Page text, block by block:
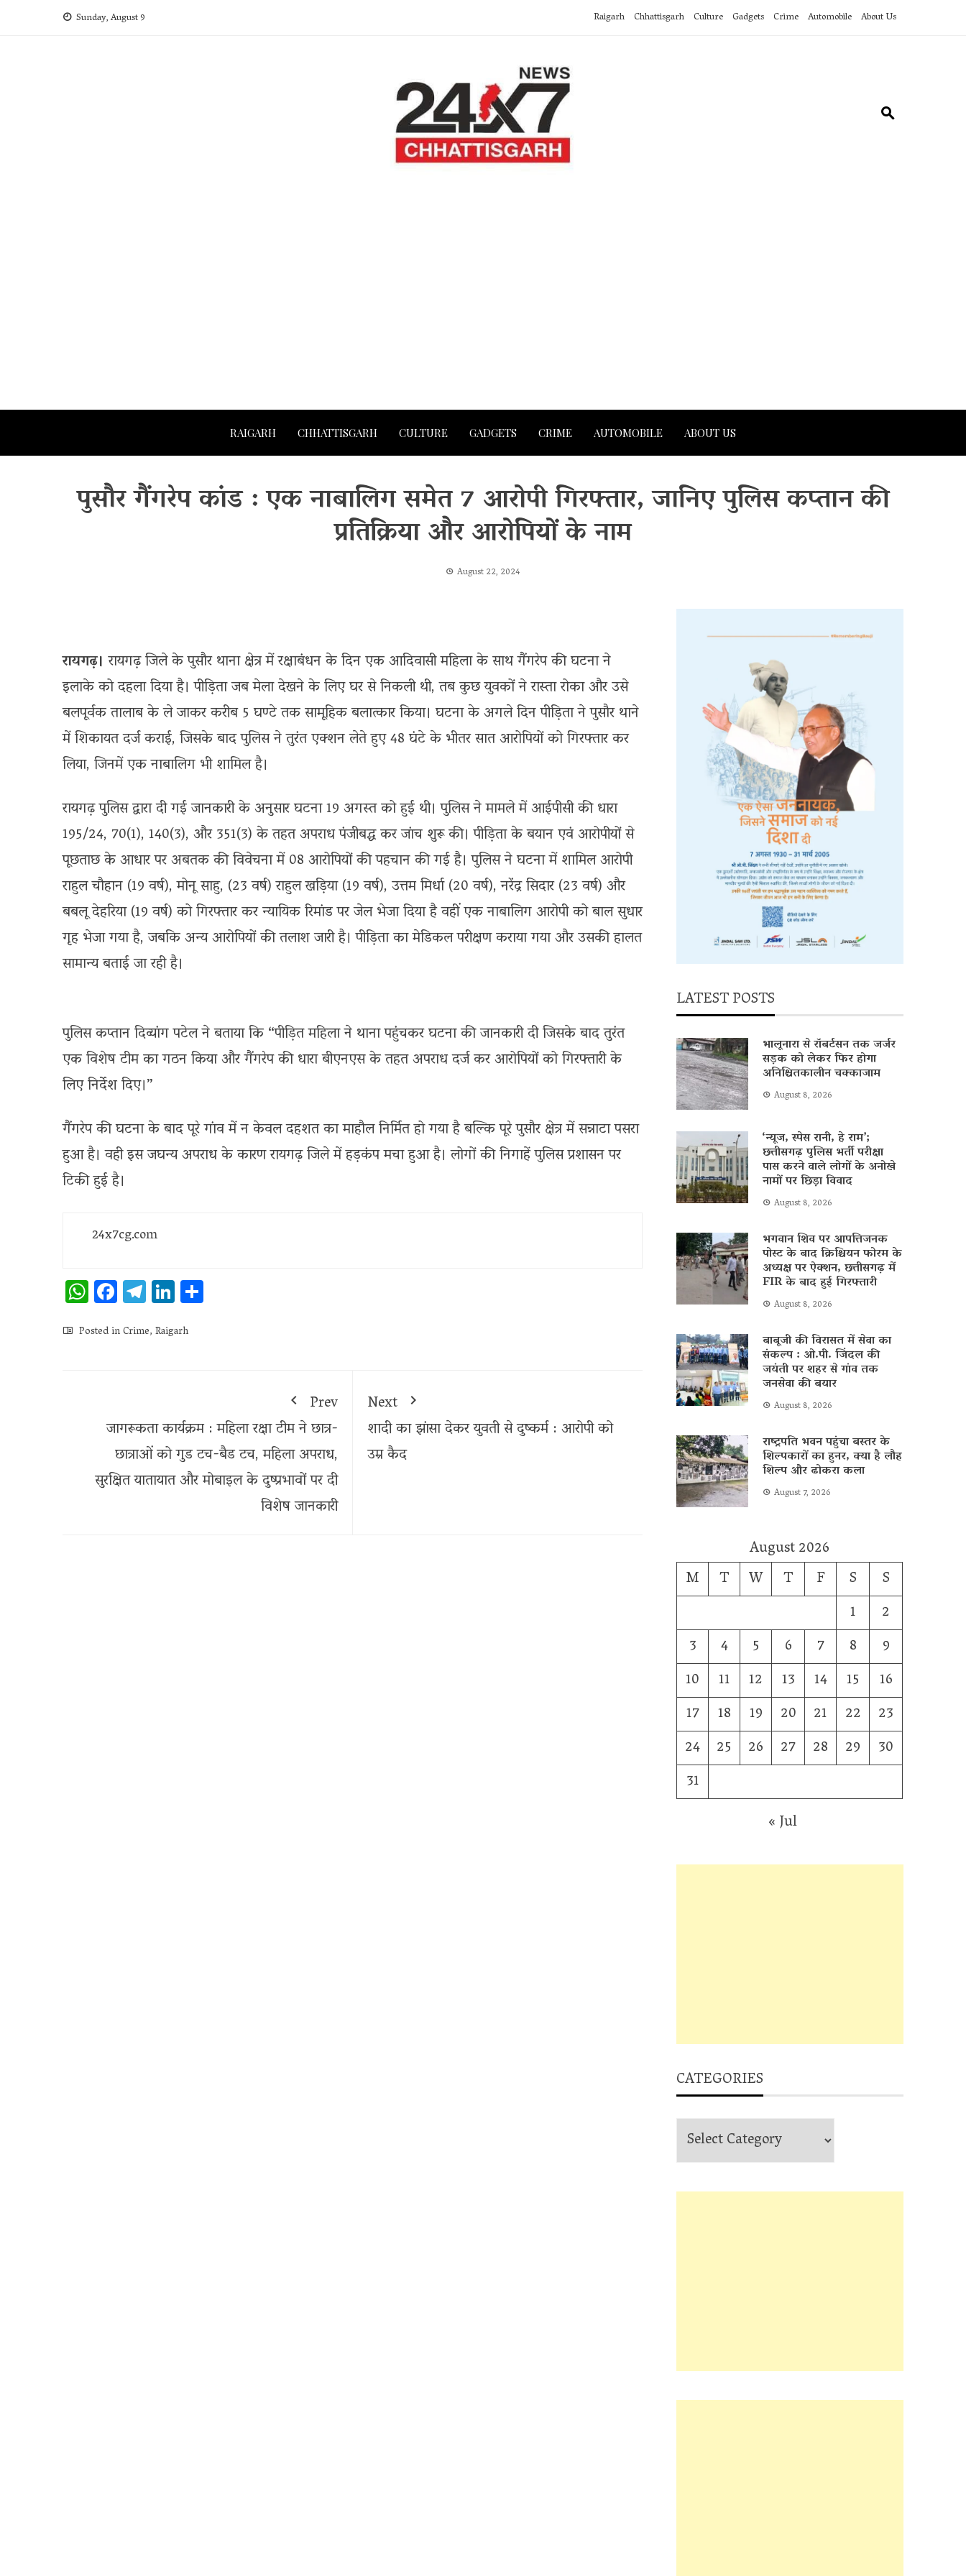
Sunday, August 9 Raigarh Chhattisgarh Culture Gadgets Crime Automobile About Us
RAIGARH CHHATTISGARH CULTURE GADGETS CRIME AUTOMOBILE ABOUT US
पुसौर गैंगरेप कांड : एक नाबालिग समेत 7 आरोपी गिरफ्तार, जानिए पुलिस कप्तान की
प्रतिक्रिया और आरोपियों के नाम
August 22, 2024
रायगढ़। रायगढ़ जिले के पुसौर थाना क्षेत्र में रक्षाबंधन के दिन एक आदिवासी महिला के साथ गैंगरेप की घटना ने
इलाके को दहला दिया है। पीड़िता जब मेला देखने के लिए घर से निकली थी, तब कुछ युवकों ने रास्ता रोका और उसे
बलपूर्वक तालाब के ले जाकर करीब 5 घण्टे तक सामूहिक बलात्कार किया। घटना के अगले दिन पीड़िता ने पुसौर थाने
में शिकायत दर्ज कराई, जिसके बाद पुलिस ने तुरंत एक्शन लेते हुए 48 घंटे के भीतर सात आरोपियों को गिरफ्तार कर
लिया, जिनमें एक नाबालिग भी शामिल है।
रायगढ़ पुलिस द्वारा दी गई जानकारी के अनुसार घटना 19 अगस्त को हुई थी। पुलिस ने मामले में आईपीसी की धारा
195/24, 70(1), 140(3), और 351(3) के तहत अपराध पंजीबद्ध कर जांच शुरू की। पीड़िता के बयान एवं आरोपीयों से
पूछताछ के आधार पर अबतक की विवेचना में 08 आरोपियों की पहचान की गई है। पुलिस ने घटना में शामिल आरोपी
राहुल चौहान (19 वर्ष), मोनू साहु, (23 वर्ष) राहुल खड़िया (19 वर्ष), उत्तम मिर्धा (20 वर्ष), नरेंद्र सिदार (23 वर्ष) और
बबलू देहरिया (19 वर्ष) को गिरफ्तार कर न्यायिक रिमांड पर जेल भेजा दिया है वहीं एक नाबालिग आरोपी को बाल सुधार
गृह भेजा गया है, जबकि अन्य आरोपियों की तलाश जारी है। पीड़िता का मेडिकल परीक्षण कराया गया और उसकी हालत
सामान्य बताई जा रही है।
पुलिस कप्तान दिव्यांग पटेल ने बताया कि “पीड़ित महिला ने थाना पहुंचकर घटना की जानकारी दी जिसके बाद तुरंत
एक विशेष टीम का गठन किया और गैंगरेप की धारा बीएनएस के तहत अपराध दर्ज कर आरोपियों को गिरफ्तारी के
लिए निर्देश दिए।”
गैंगरेप की घटना के बाद पूरे गांव में न केवल दहशत का माहौल निर्मित हो गया है बल्कि पूरे पुसौर क्षेत्र में सन्नाटा पसरा
हुआ है। वही इस जघन्य अपराध के कारण रायगढ़ जिले में हड़कंप मचा हुआ है। लोगों की निगाहें पुलिस प्रशासन पर
टिकी हुई है।
24x7cg.com
WhatsApp
Facebook
Telegram
LinkedIn
Posted inCrime,Raigarh
Prev
जागरूकता कार्यक्रम : महिला रक्षा टीम ने छात्र-
छात्राओं को गुड टच-बैड टच, महिला अपराध,
सुरक्षित यातायात और मोबाइल के दुष्प्रभावों पर दी
विशेष जानकारी
Next
शादी का झांसा देकर युवती से दुष्कर्म : आरोपी को
उम्र कैद
LATEST POSTS
भालूनारा से रॉबर्टसन तक जर्जर
सड़क को लेकर फिर होगा
अनिश्चितकालीन चक्काजाम
August 8, 2026
‘न्यूज, स्पेस रानी, ​​हे राम’;
छत्तीसगढ़ पुलिस भर्ती परीक्षा
पास करने वाले लोगों के अनोखे
नामों पर छिड़ा विवाद
August 8, 2026
भगवान शिव पर आपत्तिजनक
पोस्ट के बाद क्रिश्चियन फोरम के
अध्यक्ष पर ऐक्शन, छत्तीसगढ़ में
FIR के बाद हुई गिरफ्तारी
August 8, 2026
बाबूजी की विरासत में सेवा का
संकल्प : ओ.पी. जिंदल की
जयंती पर शहर से गांव तक
जनसेवा की बयार
August 8, 2026
राष्ट्रपति भवन पहुंचा बस्तर के
शिल्पकारों का हुनर, क्या है लौह
शिल्प और ढोकरा कला
August 7, 2026
August 2026
M
T W T F S
S
1
2
3
4 5 6 7 8
9
10
11 12 13 14 15
16
17
18 19 20 21 22
23
24
25 26 27 28 29
30
31
« Jul
CATEGORIES
Categories